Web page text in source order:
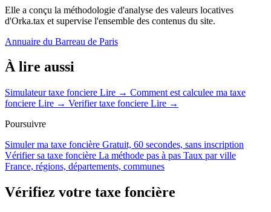
Elle a conçu la méthodologie d'analyse des valeurs locatives
d'Orka.tax et supervise l'ensemble des contenus du site.
Annuaire du Barreau de Paris
À lire aussi
Simulateur taxe fonciere Lire → Comment est calculee ma taxe
fonciere Lire → Verifier taxe fonciere Lire →
Poursuivre
Simuler ma taxe foncière Gratuit, 60 secondes, sans inscription
Vérifier sa taxe foncière La méthode pas à pas Taux par ville
France, régions, départements, communes
Vérifiez votre taxe foncière